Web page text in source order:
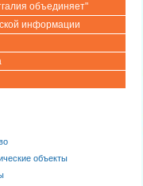
объединяет"
информации
объекты